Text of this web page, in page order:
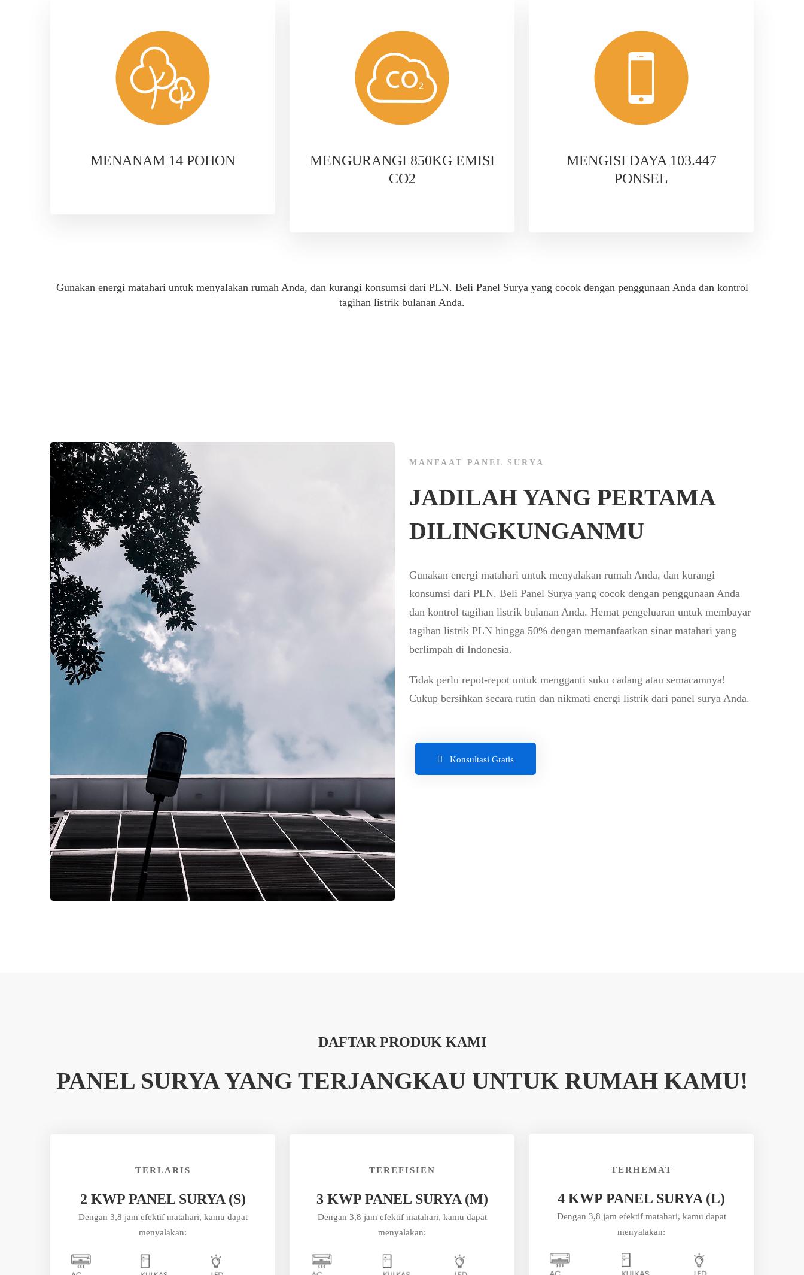
MENANAM 14 POHON
MENGURANGI 850KG EMISI
CO2
MENGISI DAYA 103.447
PONSEL
Gunakan energi matahari untuk menyalakan rumah Anda, dan kurangi konsumsi dari PLN. Beli Panel Surya yang cocok dengan penggunaan Anda dan kontrol
tagihan listrik bulanan Anda.
MANFAAT PANEL SURYA
JADILAH YANG PERTAMA
DILINGKUNGANMU
Gunakan energi matahari untuk menyalakan rumah Anda, dan kurangi
konsumsi dari PLN. Beli Panel Surya yang cocok dengan penggunaan Anda
dan kontrol tagihan listrik bulanan Anda. Hemat pengeluaran untuk membayar
tagihan listrik PLN hingga 50% dengan memanfaatkan sinar matahari yang
berlimpah di Indonesia.
Tidak perlu repot-repot untuk mengganti suku cadang atau semacamnya!
Cukup bersihkan secara rutin dan nikmati energi listrik dari panel surya Anda.
Konsultasi Gratis
DAFTAR PRODUK KAMI
PANEL SURYA YANG TERJANGKAU UNTUK RUMAH KAMU!
TERLARIS
2 KWP PANEL SURYA (S)
Dengan 3,8 jam efektif matahari, kamu dapat
menyalakan:
TEREFISIEN
3 KWP PANEL SURYA (M)
Dengan 3,8 jam efektif matahari, kamu dapat
menyalakan:
TERHEMAT
4 KWP PANEL SURYA (L)
Dengan 3,8 jam efektif matahari, kamu dapat
menyalakan: